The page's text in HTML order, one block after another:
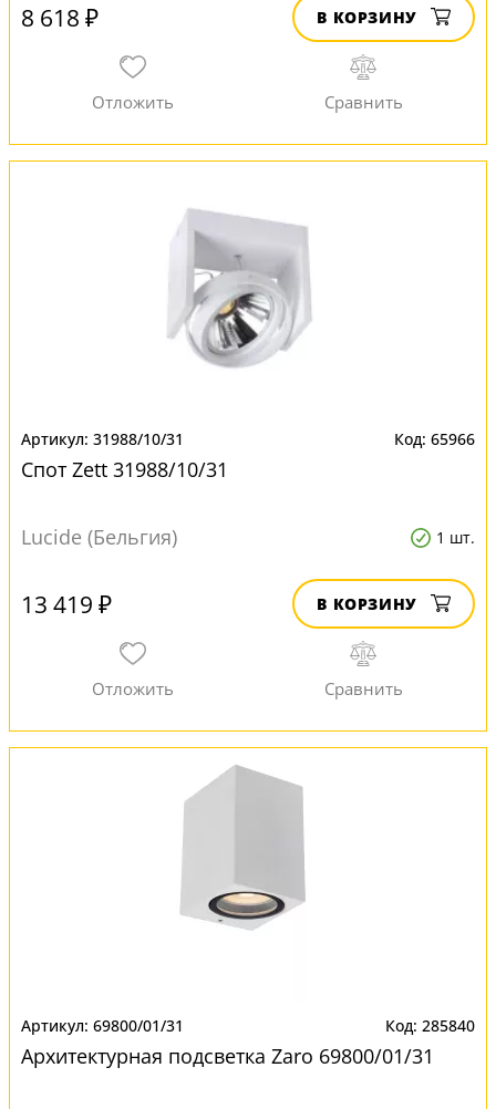
8 618 ₽ В КОРЗИНУ
31988/10/31 65966
Спот Zett 31988/10/31
Lucide (Бельгия) 1 шт.
13 419 ₽ В КОРЗИНУ
69800/01/31 285840
Архитектурная подсветка Zaro 69800/01/31